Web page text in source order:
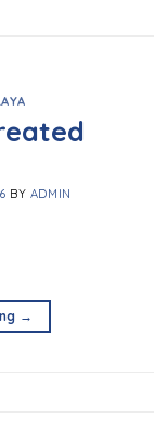
BY ADMIN
→